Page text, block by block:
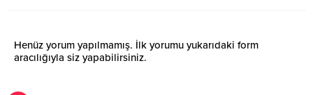
Henüz yorum yapılmamış. İlk yorumu yukarıdaki form
aracılığıyla siz yapabilirsiniz.